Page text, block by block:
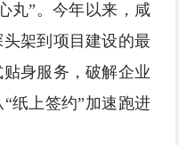
丸”。今年以来，咸
架到项目建设的最
身服务，破解企业
纸上签约”加速跑进